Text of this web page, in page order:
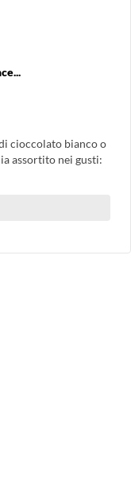
cioccolato bianco o
assortito nei gusti: